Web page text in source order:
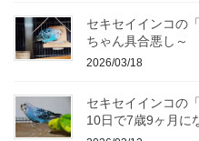
セキセイインコの
ちゃん具合悪し～
2026/03/18
セキセイインコの
10日で7歳9ヶ月に